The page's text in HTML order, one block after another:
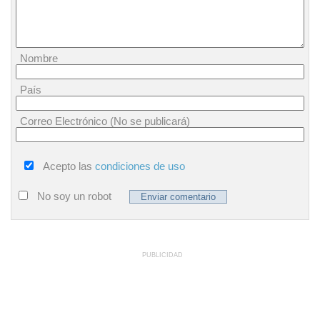
Nombre
País
Correo Electrónico (No se publicará)
Acepto las condiciones de uso
No soy un robot
PUBLICIDAD